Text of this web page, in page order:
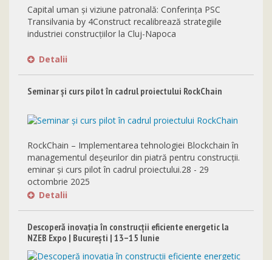
Capital uman și viziune patronală: Conferința PSC
Transilvania by 4Construct recalibrează strategiile
industriei construcțiilor la Cluj-Napoca
Detalii
Seminar și curs pilot în cadrul proiectului RockChain
RockChain – Implementarea tehnologiei Blockchain în
managementul deșeurilor din piatră pentru construcții.
eminar și curs pilot în cadrul proiectului.28 - 29
octombrie 2025
Detalii
Descoperă inovația în construcții eficiente energetic la
NZEB Expo | București | 13–15 Iunie